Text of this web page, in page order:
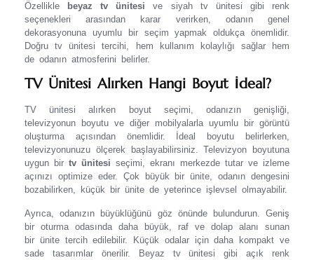
Özellikle
beyaz tv ünitesive siyah tv ünitesi gibi renk
seçenekleri arasından karar verirken, odanın genel
dekorasyonuna uyumlu bir seçim yapmak oldukça önemlidir.
Doğru tv ünitesi tercihi, hem kullanım kolaylığı sağlar hem
de odanın atmosferini belirler.
TV Ünitesi Alırken Hangi Boyut İdeal?
TV ünitesi alırken boyut seçimi, odanızın genişliği,
televizyonun boyutu ve diğer mobilyalarla uyumlu bir görüntü
oluşturma açısından önemlidir. İdeal boyutu belirlerken,
televizyonunuzu ölçerek başlayabilirsiniz. Televizyon boyutuna
uygun bir tv ünitesi seçimi, ekranı merkezde tutar ve izleme
açınızı optimize eder. Çok büyük bir ünite, odanın dengesini
bozabilirken, küçük bir ünite de yeterince işlevsel olmayabilir.
Ayrıca, odanızın büyüklüğünü göz önünde bulundurun. Geniş
bir oturma odasında daha büyük, raf ve dolap alanı sunan
bir ünite tercih edilebilir. Küçük odalar için daha kompakt ve
sade tasarımlar önerilir. Beyaz tv ünitesi gibi açık renk